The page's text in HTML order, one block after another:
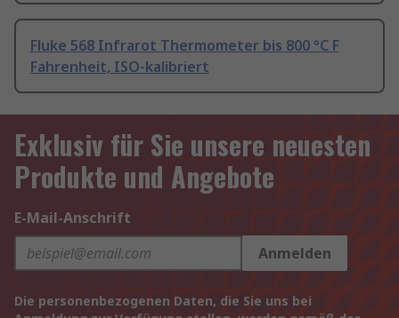
Fluke 568 Infrarot Thermometer bis 800 °C F
Fahrenheit, ISO-kalibriert
Exklusiv für Sie unsere neuesten
Produkte und Angebote
E-Mail-Anschrift
Anmelden
Die personenbezogenen Daten, die Sie uns bei